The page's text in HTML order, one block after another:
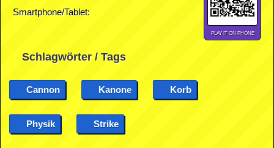
Smartphone/Tablet:
PLAY IT ON PHONE
Schlagwörter / Tags
Cannon Kanone Korb
Physik Strike